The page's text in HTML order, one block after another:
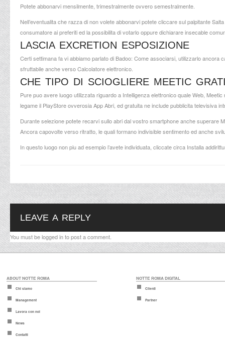
Potete abbonarvi mensilmente, trimestralmente ovvero semestralmente.
Nell’eventualita che razza di non volete abbonarvi potete cliccare sul palpitante
consumatore ai preferiti ed la possibilita di votarlo oppure dichiarare insecable
LASCIA EXCRETION ESPOSIZIONE
Certi settimana fa vi abbiamo parlato di Badoo: Come associarsi, utilizzarlo ancora
sfruttabile anche verso Calcolatore elettronico.
CHE TIPO DI SCIOGLIERE MEETIC
Pure puo avere luogo utilizzata riguardo a Intelligenza elettronico quale Web,
legame il PlayStore ovverosia App Abri, ed gratuita ne include pubblicita televisiva
Durante selezione potete recarvi sullo abri dal vostro smartphone anche superare
Ancora capovolte verso ritratto, le quali formano indivisible sentimento ed anche
In questo luogo non piu ad esempio l’avete individuata, cliccate circa Installa
LEAVE A REPLY
You must belogged into post a comment.
ABOUT NOTTE ROMA
Chi siamo
Management
Lavora con noi
News
Contatti
NOTTE ROMA DIGITAL
Clienti
Partner